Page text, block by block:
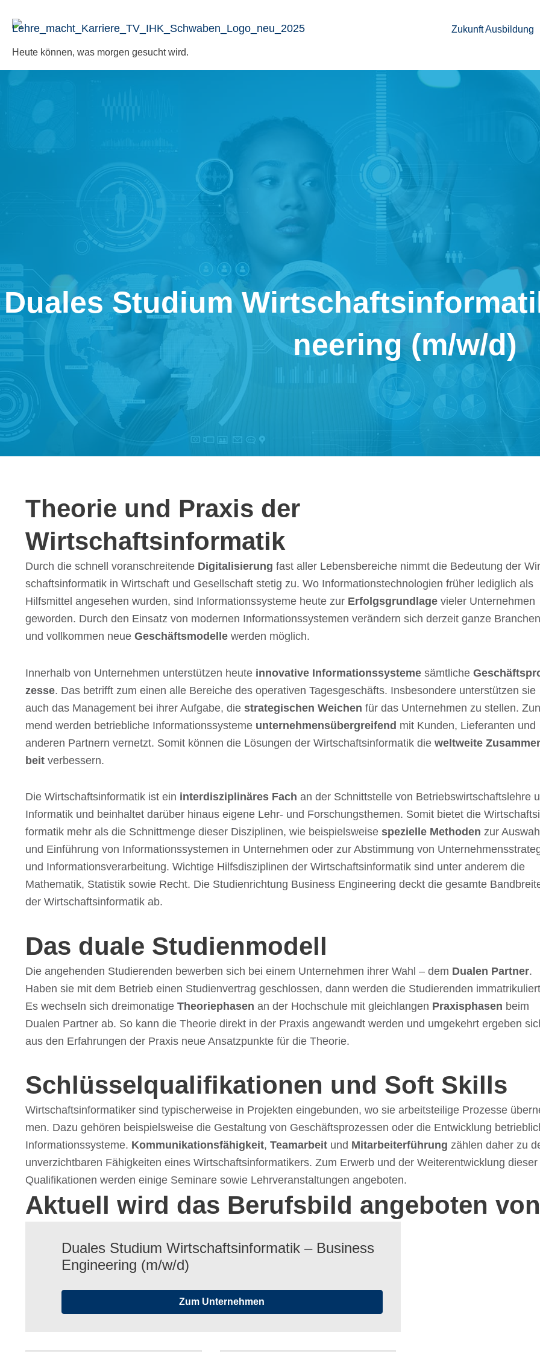
Inhalt
Zukunft Ausbil­dung
Heute können, was morgen gesucht wird.
Duales Studium
nee­ring (m/​w/​d)
Theo­rie und Praxis der
Wirtschaftsinformatik
Durch die schnell voran­schrei­tende Digi­ta­li­sie­rung fast aller Lebens­be­rei­che nimmt die Bedeu­tung der
schafts­in­for­ma­tik in Wirt­schaft und Gesell­schaft stetig zu. Wo Infor­ma­ti­ons­tech­no­lo­gien früher ledig­lich als
Hilfs­mit­tel ange­se­hen wurden, sind Infor­ma­ti­ons­sys­teme heute zur Erfolgs­grund­lage vieler Unter­neh­men
gewor­den. Durch den Einsatz von moder­nen Infor­ma­ti­ons­sys­te­men verän­dern sich derzeit ganze Bran­chen
und voll­kom­men neue Geschäfts­mo­delle werden möglich.
Inner­halb von Unter­neh­men unter­stüt­zen heute inno­va­tive Infor­ma­ti­ons­sys­teme sämt­li­che
zesse. Das betrifft zum einen alle Berei­che des opera­ti­ven Tages­ge­schäfts. Insbe­son­dere unter­stüt­zen sie
auch das Manage­ment bei ihrer Aufgabe, die stra­te­gi­schen Weichen für das Unter­neh­men zu stel­len.
mend werden betrieb­li­che Infor­ma­ti­ons­sys­teme unter­neh­mens­über­grei­fend mit Kunden, Liefe­ran­ten und
ande­ren Part­nern vernetzt. Somit können die Lösun­gen der Wirt­schafts­in­for­ma­tik die welt­weite
beit verbessern.
Die Wirt­schafts­in­for­ma­tik ist ein inter­dis­zi­pli­nä­res Fach an der Schnitt­stelle von Betriebs­wirt­schafts­lehre
Infor­ma­tik und beinhal­tet darüber hinaus eigene Lehr- und Forschungs­the­men. Somit bietet die
for­ma­tik mehr als die Schnitt­menge dieser Diszi­pli­nen, wie beispiels­weise spezi­elle Metho­den zur Auswahl
und Einfüh­rung von Infor­ma­ti­ons­sys­te­men in Unter­neh­men oder zur Abstim­mung von
und Infor­ma­ti­ons­ver­ar­bei­tung. Wich­tige Hilfs­dis­zi­pli­nen der Wirt­schafts­in­for­ma­tik sind unter ande­rem die
Mathe­ma­tik, Statis­tik sowie Recht. Die Studi­en­rich­tung Busi­ness Engi­nee­ring deckt die gesamte
der Wirt­schafts­in­for­ma­tik ab.
Das duale Studienmodell
Die ange­hen­den Studie­ren­den bewer­ben sich bei einem Unter­neh­men ihrer Wahl – dem Dualen Part­ner.
Haben sie mit dem Betrieb einen Studi­en­ver­trag geschlos­sen, dann werden die Studie­ren­den
Es wech­seln sich drei­mo­na­tige Theo­rie­pha­sen an der Hoch­schule mit gleich­lan­gen Praxis­pha­sen beim
Dualen Part­ner ab. So kann die Theo­rie direkt in der Praxis ange­wandt werden und umge­kehrt erge­ben
aus den Erfah­run­gen der Praxis neue Ansatz­punkte für die Theorie.
Schlüs­sel­qua­li­fi­ka­tio­nen und Soft Skills
Wirt­schafts­in­for­ma­ti­ker sind typi­scher­weise in Projek­ten einge­bun­den, wo sie arbeits­tei­lige Prozesse
men. Dazu gehö­ren beispiels­weise die Gestal­tung von Geschäfts­pro­zes­sen oder die Entwick­lung
Infor­ma­ti­ons­sys­teme. Kommu­ni­ka­ti­ons­fä­hig­keit, Team­ar­beit und Mitar­bei­ter­füh­rung zählen daher zu
unver­zicht­ba­ren Fähig­kei­ten eines Wirt­schafts­in­for­ma­ti­kers. Zum Erwerb und der Weiter­ent­wick­lung dieser
Quali­fi­ka­tio­nen werden einige Semi­nare sowie Lehr­ver­an­stal­tun­gen angeboten.
Aktuell wird das Berufsbild angeboten
Duales Studium Wirt­schafts­in­for­ma­tik – Busi­ness
Engi­nee­ring (m/​w/​d)
Zum Unternehmen